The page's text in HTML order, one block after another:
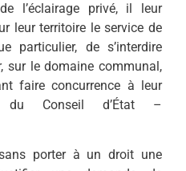
l’éclairage privé, il leur
leur territoire le service de
particulier, de s’interdire
sur le domaine communal,
faire concurrence à leur
du Conseil d’État –
porter à un droit une